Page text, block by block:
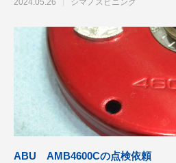
2024.05.26 シマノスピニング
ABU AMB4600Cの点検依頼